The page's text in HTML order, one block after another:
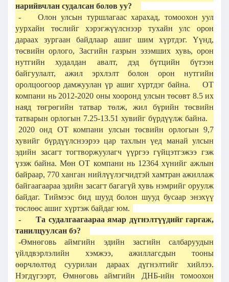
нарийвчлан судалсан болов уу?
-
Олон улсын туршлагаас харахад, томоохон уул
уурхайн төслийг хэрэгжүүлснээр тухайн улс орон
дараах зургаан байдлаар ашиг шим хүртдэг. Үүнд,
төсвийн орлого, Засгийн газрын эзэмших хувь, орон
нутгийн худалдан авалт, дэд бүтцийн бүтээн
байгуулалт, ажил эрхлэлт болон орон нутгийн
оролцоогоор дамжуулан үр ашиг хүртдэг байна.
ОТ
компани нь 2012-2020 оны хооронд улсын төсөвт 8.5 их
наяд төгрөгийн татвар төлж, жил бүрийн төсвийн
татварын орлогын 7.25-13.51 хувийг бүрдүүлж байна.
2020 онд ОТ компани улсын төсвийн орлогын 9,7
хувийг бүрдүүлснээрээ цар тахлын үед манай улсын
эдийн засагт тогтворжуулагч үүргээ гүйцэтгэжээ гэж
үзэж байна. Мөн ОТ компани нь 12364 хүнийг ажлын
байраар, 770 ханган нийлүүлэгчидтэй хамтран ажиллаж
байгаагаараа эдийн засагт багагүй хувь нэмрийг оруулж
байдаг. Тиймээс бид шууд болон шууд бусаар энэхүү
төслөөс ашиг хүртэж байдаг юм.
-
Та судалгаагаараа ямар дүгнэлтүүдийг гаргаж,
танилцуулсан бэ?
-Өмнөговь аймгийн эдийн засгийн салбаруудын
үйлдвэрлэлийн хэмжээ, ажиллагсдын тооны
өөрчлөлтөд суурилан дараах дүгнэлтийг хийлээ.
Нэгдүгээрт, Өмнөговь аймгийн ДНБ-ийн томоохон